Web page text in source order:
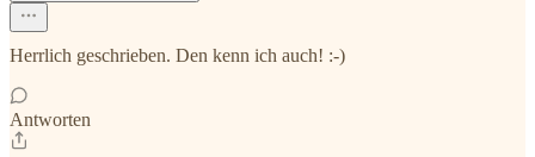
Herrlich geschrieben. Den kenn ich auch! :-)
Antworten